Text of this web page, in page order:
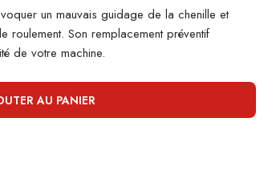
un mauvais guidage de la chenille et
roulement. Son remplacement préventif
de votre machine.
AU PANIER